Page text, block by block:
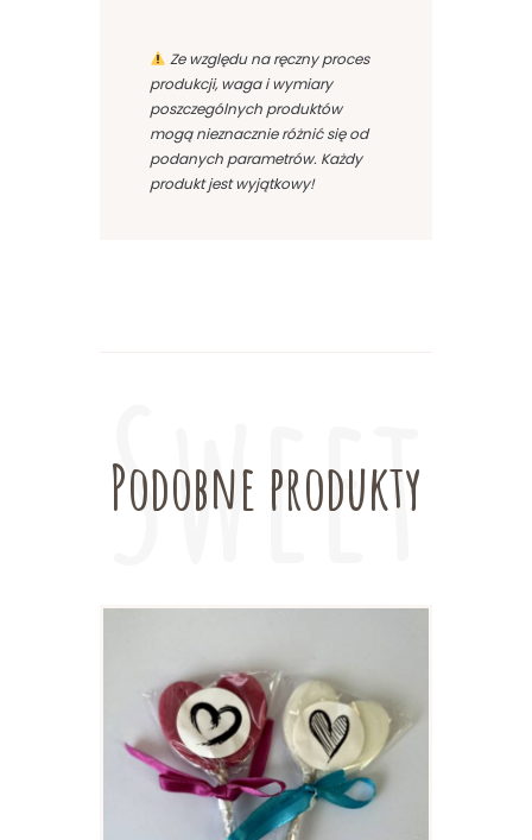
Ze względu na ręczny proces
produkcji, waga i wymiary
poszczególnych produktów
mogą nieznacznie różnić się od
podanych parametrów. Każdy
produkt jest wyjątkowy!
Podobne produkty